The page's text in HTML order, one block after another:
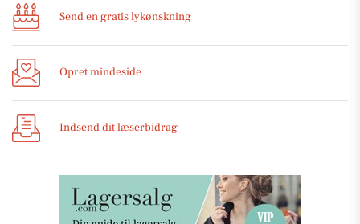
Send en gratis lykønskning
Opret mindeside
Indsend dit læserbidrag